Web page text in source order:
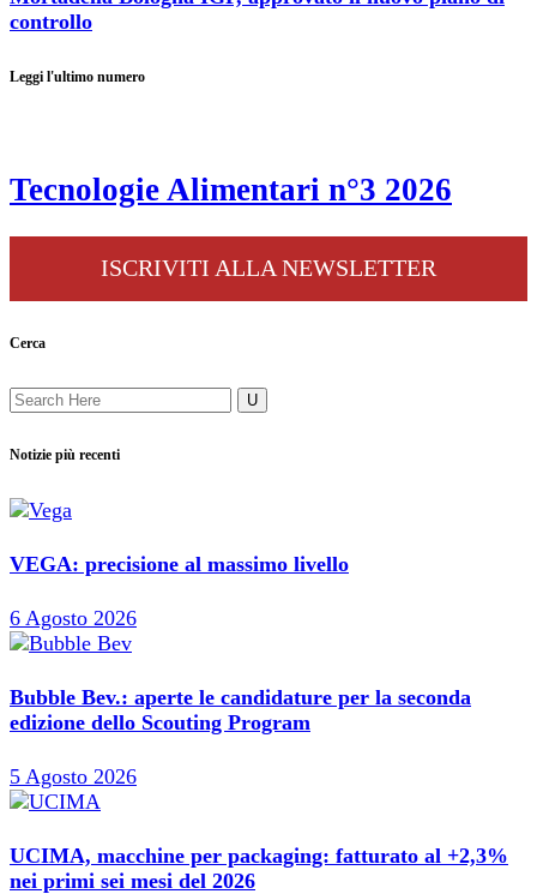
controllo
Leggi l'ultimo numero
Tecnologie Alimentari n°3 2026
ISCRIVITI ALLA NEWSLETTER
Cerca
Notizie più recenti
VEGA: precisione al massimo livello
6 Agosto 2026
Bubble Bev.: aperte le candidature per la seconda
edizione dello Scouting Program
5 Agosto 2026
UCIMA, macchine per packaging: fatturato al +2,3%
nei primi sei mesi del 2026